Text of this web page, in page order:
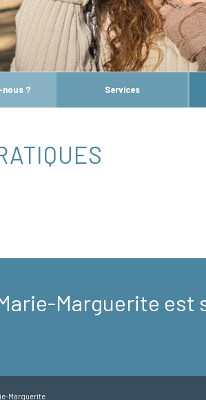
nous ? Services
Marguerite est
Marguerite